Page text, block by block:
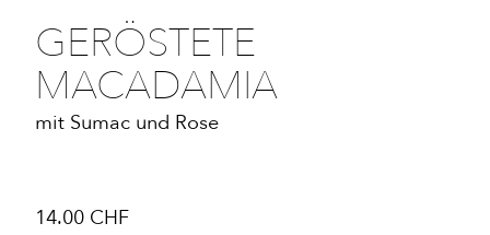
SPEISEKARTE
KONTAKT
DE | EN
GERÖSTETE
MACADAMIA
mit Sumac und Rose
14.00 CHF